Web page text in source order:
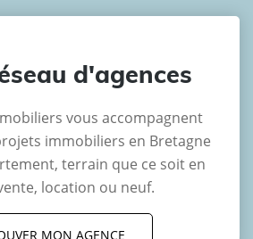
d'agences
vous accompagnent
immobiliers en Bretagne
terrain que ce soit en
location ou neuf.
MON AGENCE